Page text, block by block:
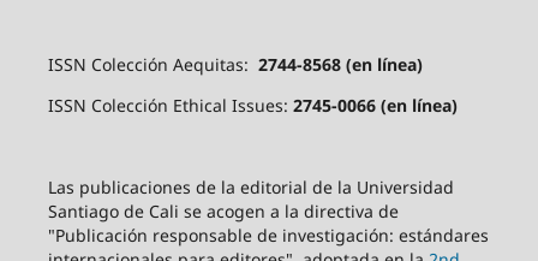
ISSN Colección Aequitas: 2744-8568 (en línea)
ISSN Colección Ethical Issues: 2745-0066 (en línea)
Las publicaciones de la editorial de la Universidad
Santiago de Cali se acogen a la directiva de
"Publicación responsable de investigación: estándares